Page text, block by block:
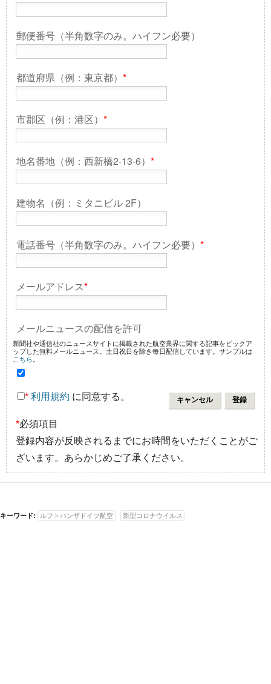
郵便番号（半角数字のみ。ハイフン必要）
都道府県（例：東京都） *
市郡区（例：港区） *
地名番地（例：西新橋2-13-6） *
建物名（例：ミタニビル 2F）
電話番号（半角数字のみ。ハイフン必要） *
メールアドレス*
メールニュースの配信を許可
新聞社や通信社のニュースサイトに掲載された航空業界に関する記事をピックア
ップした無料メールニュース。土日祝日を除き毎日配信しています。サンプルは
こちら
* 利用規約 に同意する。
*必須項目
登録内容が反映されるまでにお時間をいただくことがご
ざいます。あらかじめご了承ください。
キーワード: ルフトハンザドイツ航空 新型コロナウイルス